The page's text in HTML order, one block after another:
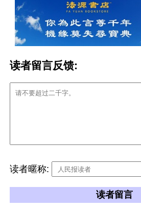
读者留言反馈:
读者暱称:
读者留言